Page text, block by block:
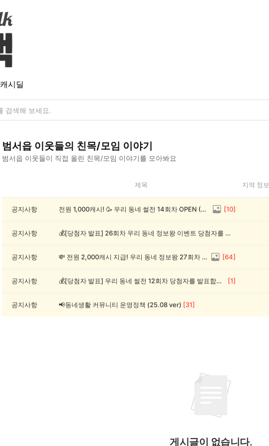
캐시딜
범서읍 이웃들의 친목/모임 이야기
범서읍 이웃들이 직접 올린 친목/모임 이야기를 모아봐요
읍
제목 지역 정보
공지사항 전원 1,000캐시! 🥳 우리 동네 썰전 14회차 OPEN (~8/17) [10]
공지사항 💰[당첨자 발표] 26회차 우리 동네 정보왕 이벤트 당첨자를 발표합니다!
공지사항 💸 전원 2,000캐시 지급! 우리 동네 정보왕 27회차 (~8/10) [64]
공지사항 💰[당첨자 발표] 우리 동네 썰전 12회차 당첨자를 발표합니다! [1]
공지사항 📢동네생활 커뮤니티 운영정책 (25.08 ver) [31]
게시글이 없습니다.